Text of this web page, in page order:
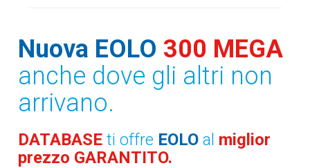
Nuova EOLO 300 MEGA
anche dove gli altri non
arrivano.
DATABASEti offre EOLO al miglior
prezzo GARANTITO.